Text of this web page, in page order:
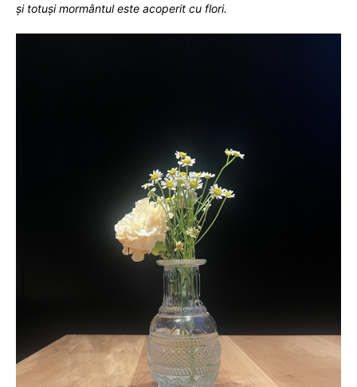
și totuși mormântul este acoperit cu flori.